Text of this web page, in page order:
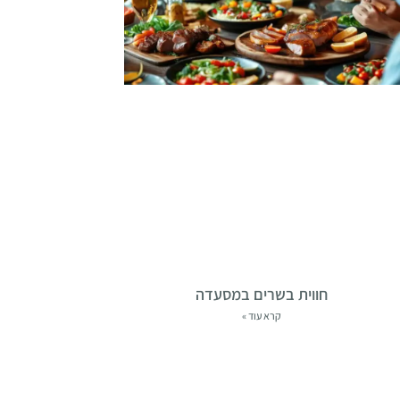
חווית בשרים במסעדה
קרא עוד »